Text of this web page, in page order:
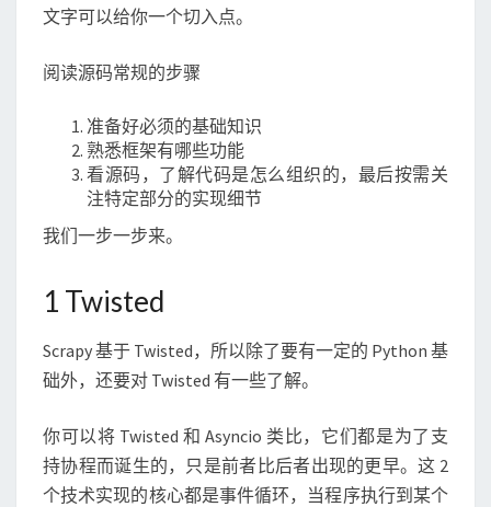
S
E
D
R
A
数
据
流
文字可以给你一个切入点。
阅读源码常规的步骤
准备好必须的基础知识
熟悉框架有哪些功能
看源码，了解代码是怎么组织的，最后按需关
注特定部分的实现细节
我们一步一步来。
1 Twisted
Scrapy 基于 Twisted，所以除了要有一定的 Python 基
础外，还要对 Twisted 有一些了解。
你可以将 Twisted 和 Asyncio 类比，它们都是为了支
持协程而诞生的，只是前者比后者出现的更早。这 2
个技术实现的核心都是事件循环，当程序执行到某个